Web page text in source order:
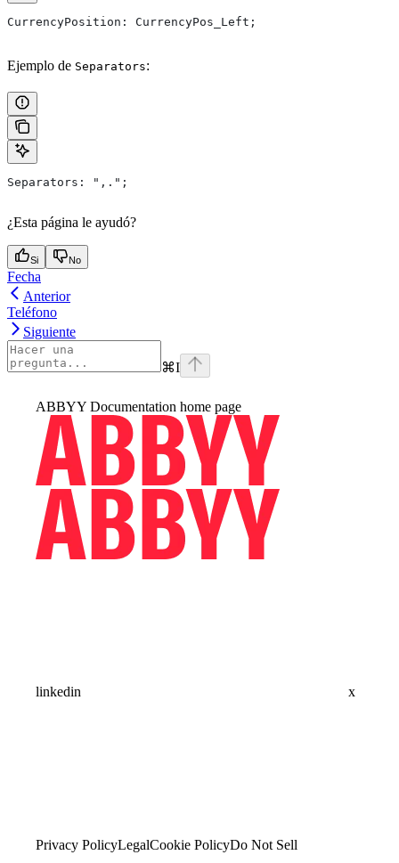
CurrencyPosition: CurrencyPos_Left;
Ejemplo de Separators:
Separators: ",.";
¿Esta página le ayudó?
Si No
Fecha
Anterior
Teléfono
Siguiente
⌘I
ABBYY Documentation home page
linkedin x
Privacy PolicyLegalCookie PolicyDo Not Sell